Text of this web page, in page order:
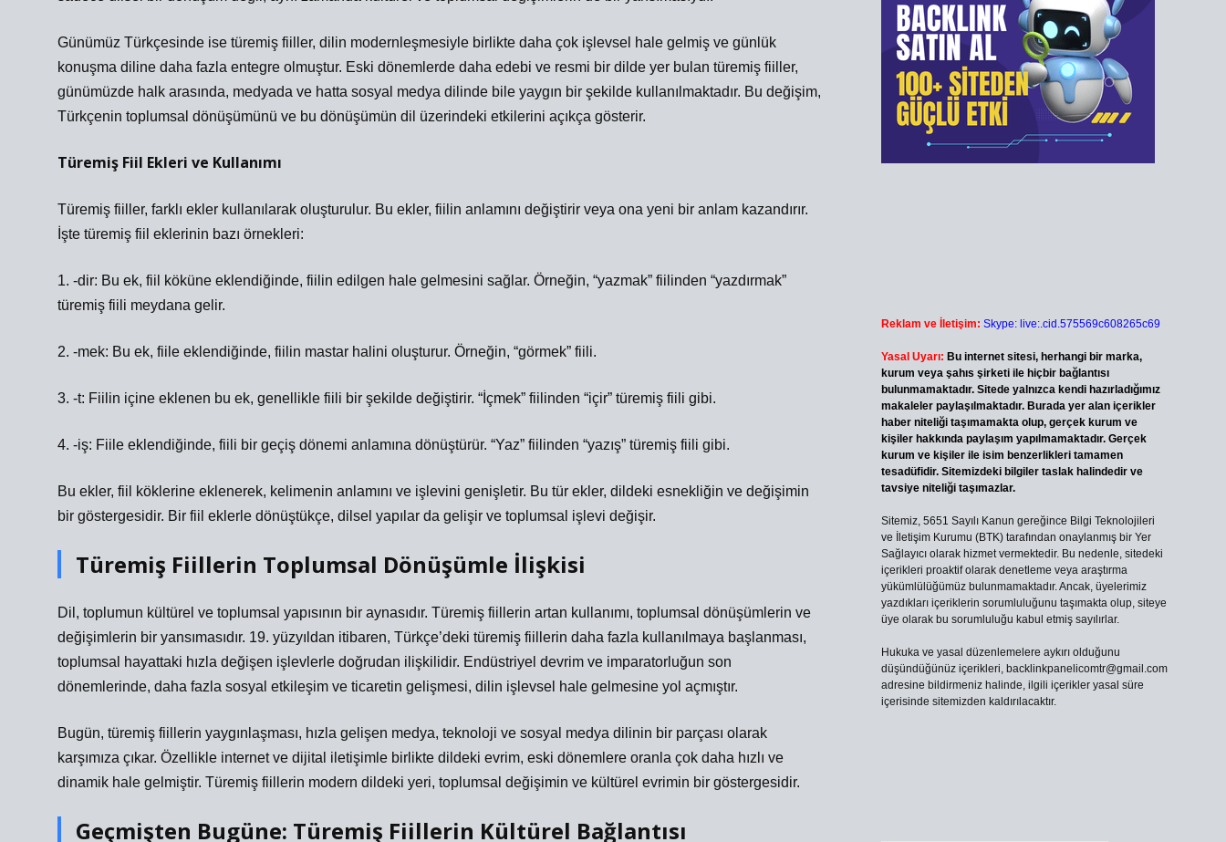
Günümüz Türkçesinde ise türemiş fiiller, dilin modernleşmesiyle birlikte daha çok işlevsel hale gelmiş ve günlük
konuşma diline daha fazla entegre olmuştur. Eski dönemlerde daha edebi ve resmi bir dilde yer bulan türemiş fiiller,
günümüzde halk arasında, medyada ve hatta sosyal medya dilinde bile yaygın bir şekilde kullanılmaktadır. Bu değişim,
Türkçenin toplumsal dönüşümünü ve bu dönüşümün dil üzerindeki etkilerini açıkça gösterir.
Türemiş Fiil Ekleri ve Kullanımı
Türemiş fiiller, farklı ekler kullanılarak oluşturulur. Bu ekler, fiilin anlamını değiştirir veya ona yeni bir anlam kazandırır.
İşte türemiş fiil eklerinin bazı örnekleri:
1. -dir: Bu ek, fiil köküne eklendiğinde, fiilin edilgen hale gelmesini sağlar. Örneğin, “yazmak” fiilinden “yazdırmak”
türemiş fiili meydana gelir.
2. -mek: Bu ek, fiile eklendiğinde, fiilin mastar halini oluşturur. Örneğin, “görmek” fiili.
3. -t: Fiilin içine eklenen bu ek, genellikle fiili bir şekilde değiştirir. “İçmek” fiilinden “içir” türemiş fiili gibi.
4. -iş: Fiile eklendiğinde, fiili bir geçiş dönemi anlamına dönüştürür. “Yaz” fiilinden “yazış” türemiş fiili gibi.
Bu ekler, fiil köklerine eklenerek, kelimenin anlamını ve işlevini genişletir. Bu tür ekler, dildeki esnekliğin ve değişimin
bir göstergesidir. Bir fiil eklerle dönüştükçe, dilsel yapılar da gelişir ve toplumsal işlevi değişir.
Türemiş Fiillerin Toplumsal Dönüşümle İlişkisi
Dil, toplumun kültürel ve toplumsal yapısının bir aynasıdır. Türemiş fiillerin artan kullanımı, toplumsal dönüşümlerin ve
değişimlerin bir yansımasıdır. 19. yüzyıldan itibaren, Türkçe’deki türemiş fiillerin daha fazla kullanılmaya başlanması,
toplumsal hayattaki hızla değişen işlevlerle doğrudan ilişkilidir. Endüstriyel devrim ve imparatorluğun son
dönemlerinde, daha fazla sosyal etkileşim ve ticaretin gelişmesi, dilin işlevsel hale gelmesine yol açmıştır.
Bugün, türemiş fiillerin yaygınlaşması, hızla gelişen medya, teknoloji ve sosyal medya dilinin bir parçası olarak
karşımıza çıkar. Özellikle internet ve dijital iletişimle birlikte dildeki evrim, eski dönemlere oranla çok daha hızlı ve
dinamik hale gelmiştir. Türemiş fiillerin modern dildeki yeri, toplumsal değişimin ve kültürel evrimin bir göstergesidir.
Geçmişten Bugüne: Türemiş Fiillerin Kültürel Bağlantısı
Reklam ve İletişim: Skype: live:.cid.575569c608265c69
Yasal Uyarı: Bu internet sitesi, herhangi bir marka,
kurum veya şahıs şirketi ile hiçbir bağlantısı
bulunmamaktadır. Sitede yalnızca kendi hazırladığımız
makaleler paylaşılmaktadır. Burada yer alan içerikler
haber niteliği taşımamakta olup, gerçek kurum ve
kişiler hakkında paylaşım yapılmamaktadır. Gerçek
kurum ve kişiler ile isim benzerlikleri tamamen
tesadüfidir. Sitemizdeki bilgiler taslak halindedir ve
tavsiye niteliği taşımazlar.
Sitemiz, 5651 Sayılı Kanun gereğince Bilgi Teknolojileri
ve İletişim Kurumu (BTK) tarafından onaylanmış bir Yer
Sağlayıcı olarak hizmet vermektedir. Bu nedenle, sitedeki
içerikleri proaktif olarak denetleme veya araştırma
yükümlülüğümüz bulunmamaktadır. Ancak, üyelerimiz
yazdıkları içeriklerin sorumluluğunu taşımakta olup, siteye
üye olarak bu sorumluluğu kabul etmiş sayılırlar.
Hukuka ve yasal düzenlemelere aykırı olduğunu
düşündüğünüz içerikleri, backlinkpanelicomtr@gmail.com
adresine bildirmeniz halinde, ilgili içerikler yasal süre
içerisinde sitemizden kaldırılacaktır.